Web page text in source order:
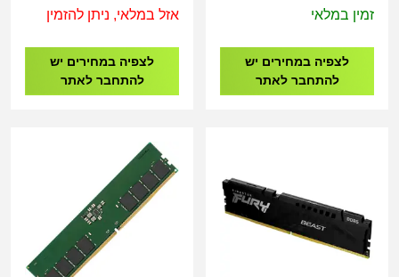
1.1V
זמין במלאי
לצפיה במחירים יש
להתחבר לאתר
5600MHZ CL36 LONG-
32
אזל במלאי, ניתן להזמין
לצפיה במחירים יש
להתחבר לאתר